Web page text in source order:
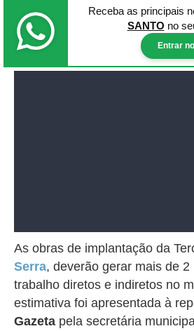
Receba as principais
SANTO no
Entrar
As obras de implantação da
Serra, deverão gerar mais de
trabalho diretos e indiretos no
estimativa foi apresentada à
Gazeta pela secretária